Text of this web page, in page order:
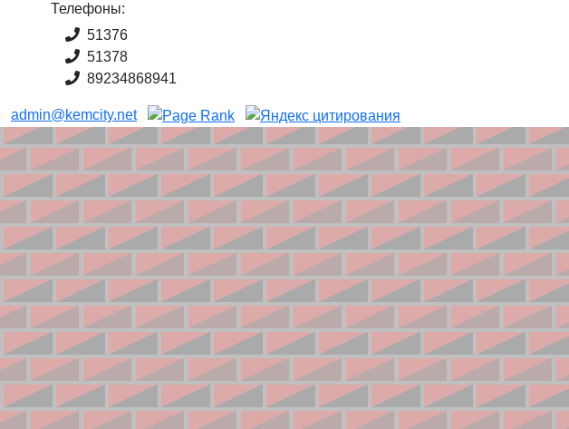
Телефоны:
51376
51378
89234868941
admin@kemcity.net